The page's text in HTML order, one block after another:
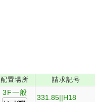
配置場所 請求記号
3F一般
331.85||H18